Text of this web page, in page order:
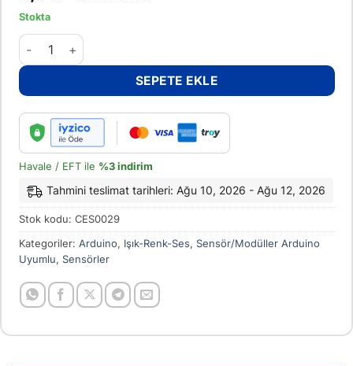
Stokta
5mm Ldr Işık Sensörü adet
SEPETE EKLE
Havale / EFT ile %3 indirim
Tahmini teslimat tarihleri: Ağu 10, 2026 - Ağu 12, 2026
Stok kodu: CES0029
Kategoriler: Arduino, Işık-Renk-Ses, Sensör/Modüller Arduino
Uyumlu, Sensörler